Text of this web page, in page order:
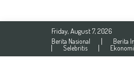
Friday, August 7, 2026
Berita Nasional Berita
Selebritis
Ekonomi